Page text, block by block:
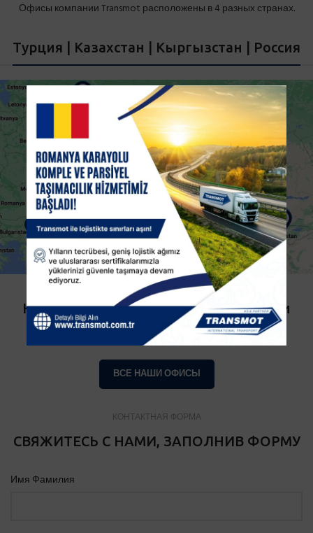
Офисы компании Transmot расположены в 4 разных странах.
Турция | Казахстан | Кыргызстан | Россия
Нажмите, чтобы посмотреть все наши
офисы.
ВСЕ НАШИ ОФИСЫ
КОНТАКТНАЯ ФОРМА
СВЯЖИТЕСЬ С НАМИ, ЗАПОЛНИВ ФОРМУ
Имя Фамилия